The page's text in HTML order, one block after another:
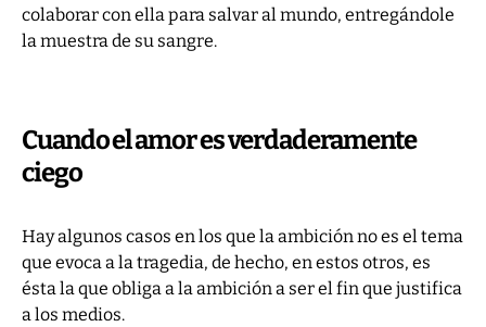
colaborar con ella para salvar al mundo, entregándole
la muestra de su sangre.
Cuando el amor es verdaderamente
ciego
Hay algunos casos en los que la ambición no es el tema
que evoca a la tragedia, de hecho, en estos otros, es
ésta la que obliga a la ambición a ser el fin que justifica
a los medios.